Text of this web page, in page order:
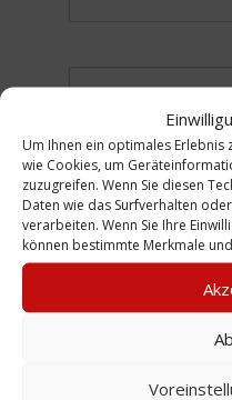
Um Ihnen ein optimales
wie Cookies, um
zuzugreifen. Wenn Sie diesen
Daten wie das Surfverhalten
verarbeiten. Wenn Sie Ihre
können bestimmte Merkmale
Urheber:
Heinz-Jörgen
Lizenz:CC-BY
Sammlung:
Linden
Zeitliche
Ort: